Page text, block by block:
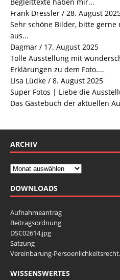
Frank Dressler / 28. August
Sehr schöne Bilder, bitte gerne
aus...
Dagmar / 17. August 2025
Tolle Ausstellung mit
Erklärungen zu dem Foto....
Lisa Lüdke / 8. August 2025
Super Fotos | Liebe die
Das Gästebuch der aktuellen
ARCHIV
DOWNLOADS
Aufnahmeantrag
Beitragsordnung
DSC02614.jpg
Satzung
Vereinbarung-
WISSENSWERTES